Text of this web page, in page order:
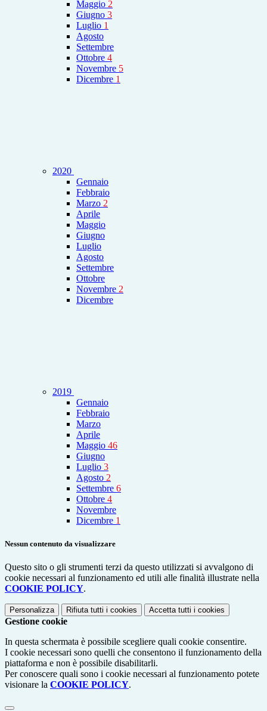
Maggio 2
Giugno 3
Luglio 1
Agosto
Settembre
Ottobre 4
Novembre 5
Dicembre 1
2020
Gennaio
Febbraio
Marzo 2
Aprile
Maggio
Giugno
Luglio
Agosto
Settembre
Ottobre
Novembre 2
Dicembre
2019
Gennaio
Febbraio
Marzo
Aprile
Maggio 46
Giugno
Luglio 3
Agosto 2
Settembre 6
Ottobre 4
Novembre
Dicembre 1
Nessun contenuto da visualizzare
Questo sito o gli strumenti terzi da questo utilizzati si avvalgono di
cookie necessari al funzionamento ed utili alle finalità illustrate nella
COOKIE POLICY.
Personalizza Rifiuta tutti i cookies Accetta tutti i cookies
Gestione cookie
In questa schermata è possibile scegliere quali cookie consentire.
I cookie necessari sono quelli che consentono il funzionamento della
piattaforma e non è possibile disabilitarli.
Per conoscere quali sono i cookie necessari al funzionamento potete
visionare la COOKIE POLICY.